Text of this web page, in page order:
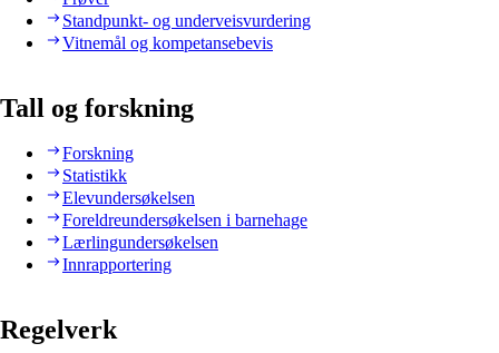
Standpunkt- og underveisvurdering
Vitnemål og kompetansebevis
Tall og forskning
Forskning
Statistikk
Elevundersøkelsen
Foreldreundersøkelsen i barnehage
Lærlingundersøkelsen
Innrapportering
Regelverk